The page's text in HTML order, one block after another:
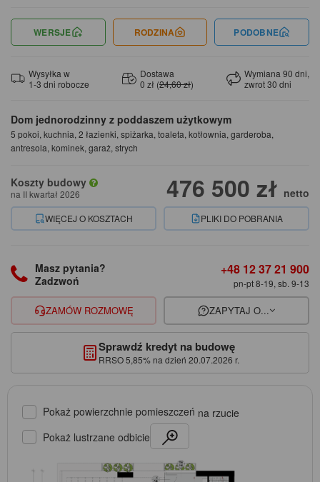
Dom jednorodzinny z poddaszem użytkowym
5 pokoi, kuchnia, 2 łazienki, spiżarka, toaleta, kotłownia, garderoba,
antresola, kominek, garaż, strych
Koszty budowy
na II kwartał 2026 476 500 zł netto
WIĘCEJ O KOSZTACH PLIKI DO POBRANIA
WERSJE RODZINA PODOBNE
Wysyłka w
1-3 dni robocze
Dostawa
0 zł (24,60 zł)
Wymiana 90 dni,
zwrot 30 dni
Masz pytania?
Zadzwoń
+48 12 37 21 900
pn-pt 8-19, sb. 9-13
ZAMÓW ROZMOWĘ ZAPYTAJ O...
Sprawdź kredyt na budowę
RRSO 5,85% na dzień 20.07.2026 r.
Pokaż powierzchnie pomieszczeń na rzucie
Pokaż lustrzane odbicie